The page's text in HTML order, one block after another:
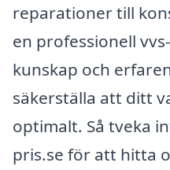
reparationer till
en professionell
kunskap och
säkerställa att ditt
optimalt. Så tveka
pris.se för att hitta